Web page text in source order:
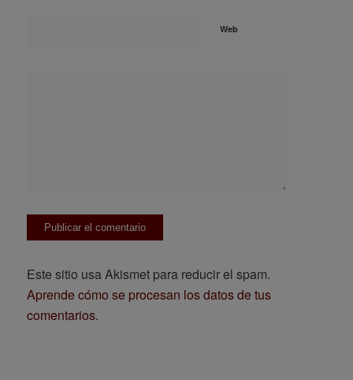
Web
Este sitio usa Akismet para reducir el spam.
Aprende cómo se procesan los datos de tus
comentarios.